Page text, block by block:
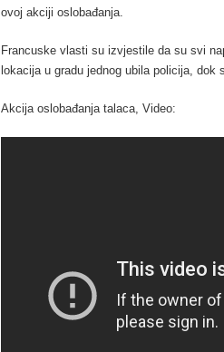
ovoj akciji oslobađanja.
Francuske vlasti su izvjestile da su svi
lokacija u gradu jednog ubila policija, dok
Akcija oslobađanja talaca, Video: